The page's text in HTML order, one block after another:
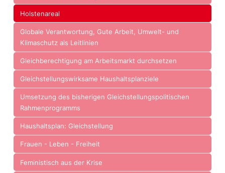
Holstenareal
Globale Verantwortung, Gute Arbeit, Umwelt- und
Klimaschutz als Leitlinien
Gleichberechtigung am Arbeitsmarkt durchsetzen
Gleichstellungswirksame Haushaltsplanziele
Umsetzung des bisherigen Gleichstellungspolitischen
Rahmenprogramms
Haushaltsplan: Gleichstellung
Frauen - Leben - Freiheit
Feministisch aus der Krise